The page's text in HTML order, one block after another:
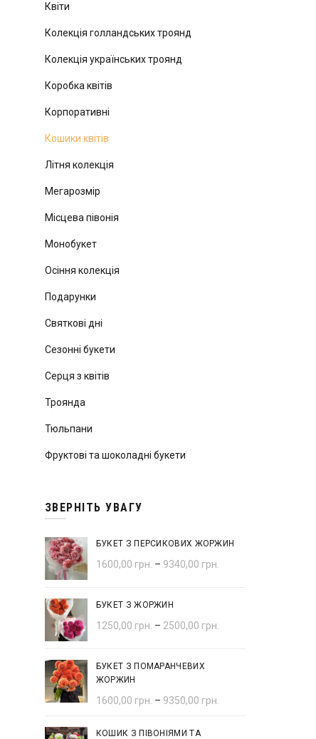
Квіти
Колекція голландських троянд
Колекція українських троянд
Коробка квітів
Корпоративні
Кошики квітів
Літня колекція
Мегарозмір
Місцева півонія
Монобукет
Осіння колекція
Подарунки
Святкові дні
Сезонні букети
Серця з квітів
Троянда
Тюльпани
Фруктові та шоколадні букети
ЗВЕРНІТЬ УВАГУ
БУКЕТ З ПЕРСИКОВИХ ЖОРЖИН
1600,00 грн. – 9340,00 грн.
БУКЕТ З ЖОРЖИН
1250,00 грн. – 2500,00 грн.
БУКЕТ З ПОМАРАНЧЕВИХ
ЖОРЖИН
1600,00 грн. – 9350,00 грн.
КОШИК З ПІВОНІЯМИ ТА